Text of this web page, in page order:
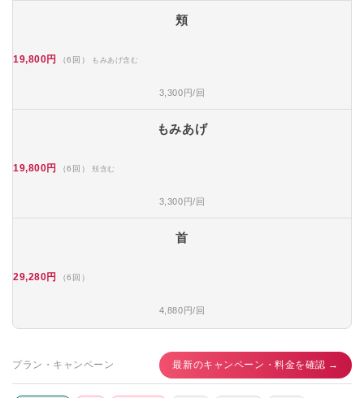
頬
19,800円 （6回） もみあげ含む
3,300円/回
もみあげ
19,800円 （6回） 頬含む
3,300円/回
首
29,280円 （6回）
4,880円/回
プラン・キャンペーン 最新のキャンペーン・料金を確認 →